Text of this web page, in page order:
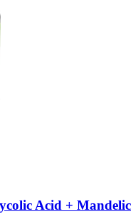
Acid + Mandelic